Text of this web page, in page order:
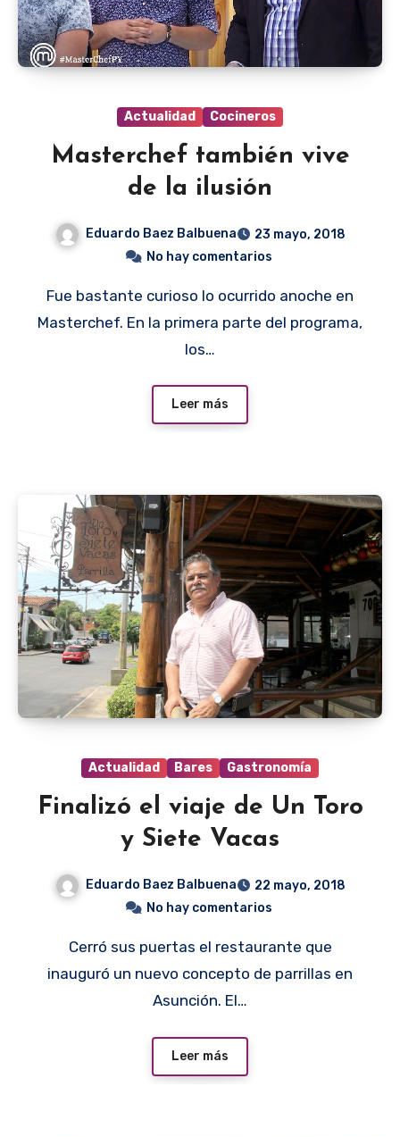
Actualidad Cocineros
Masterchef también vive
de la ilusión
Eduardo Baez Balbuena
23 mayo, 2018
No hay comentarios
Fue bastante curioso lo ocurrido anoche en
Masterchef. En la primera parte del programa,
los…
Leer más
Actualidad Bares Gastronomía
Finalizó el viaje de Un Toro
y Siete Vacas
Eduardo Baez Balbuena
22 mayo, 2018
No hay comentarios
Cerró sus puertas el restaurante que
inauguró un nuevo concepto de parrillas en
Asunción. El…
Leer más